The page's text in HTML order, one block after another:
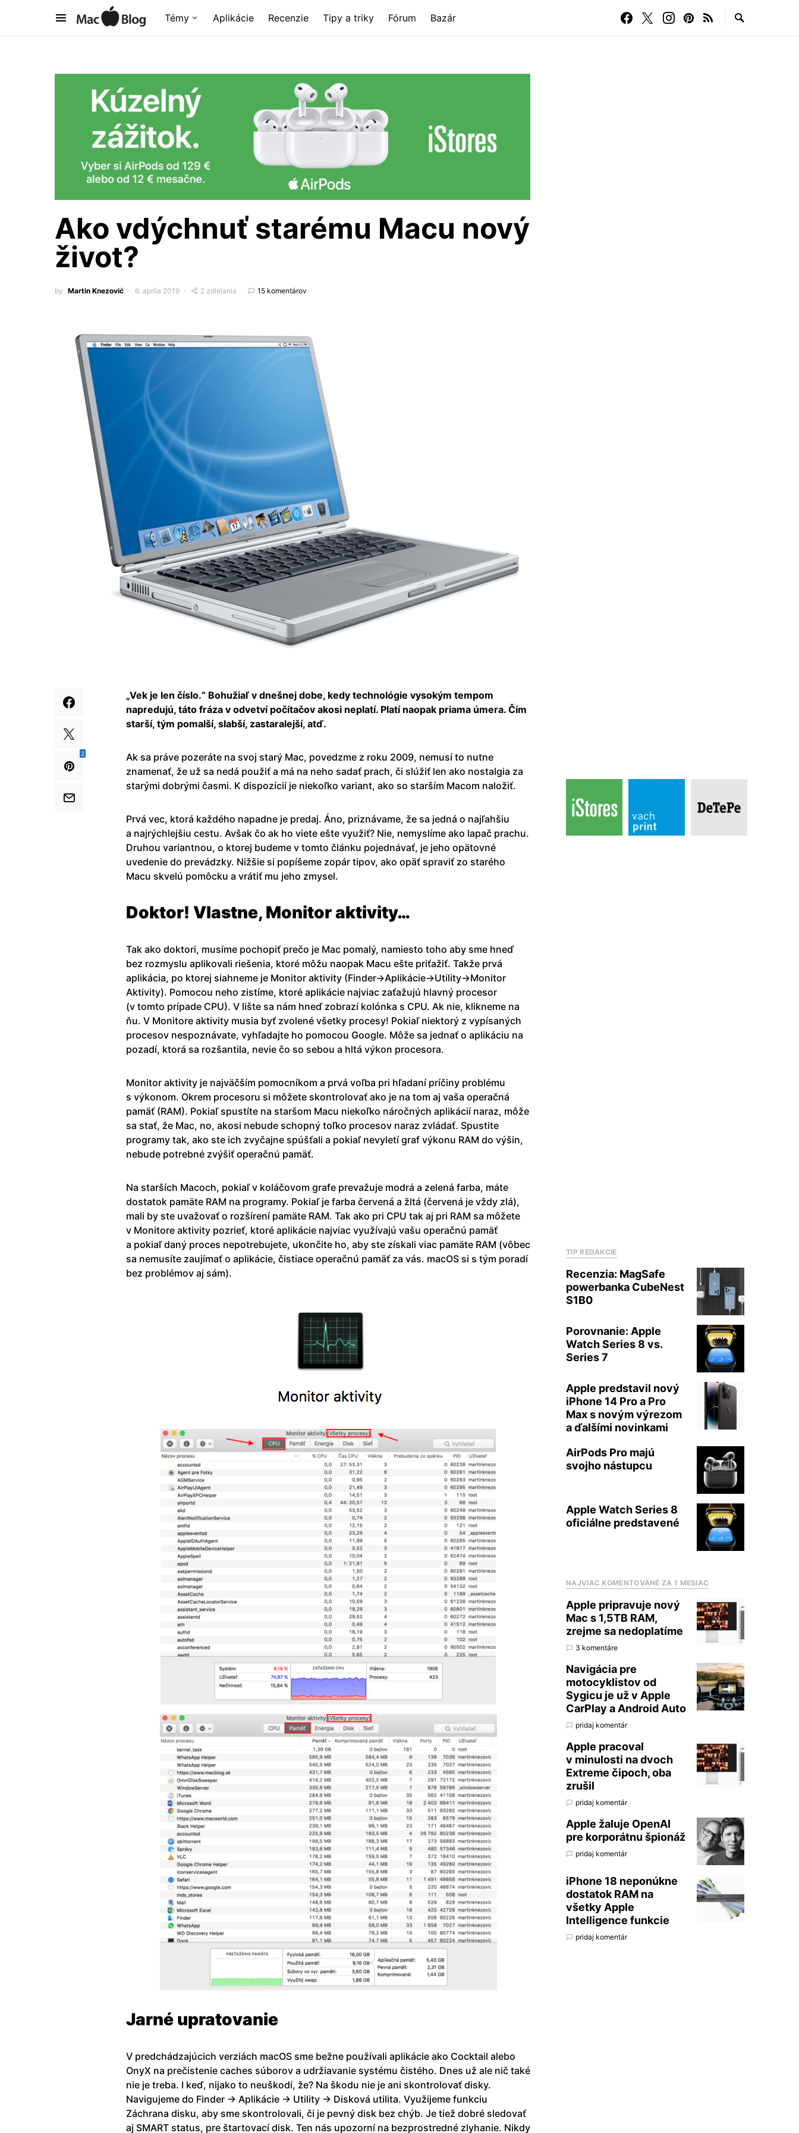
Témy Aplikácie Recenzie Tipy a triky Fórum Bazár
Ako vdýchnuť starému Macu nový
život?
by Martin Knezović 6. apríla 2019 2 zdielania 15 komentárov
2
„Vek je len číslo.“ Bohužiaľ v dnešnej dobe, kedy technológie vysokým tempom
napredujú, táto fráza v odvetví počítačov akosi neplatí. Platí naopak priama úmera. Čím
starší, tým pomalší, slabší, zastaralejší, atď.
Ak sa práve pozeráte na svoj starý Mac, povedzme z roku 2009, nemusí to nutne
znamenať, že už sa nedá použiť a má na neho sadať prach, či slúžiť len ako nostalgia za
starými dobrými časmi. K dispozícií je niekoľko variant, ako so starším Macom naložiť.
Prvá vec, ktorá každého napadne je predaj. Áno, priznávame, že sa jedná o najľahšiu
a najrýchlejšiu cestu. Avšak čo ak ho viete ešte využiť? Nie, nemyslíme ako lapač prachu.
Druhou variantnou, o ktorej budeme v tomto článku pojednávať, je jeho opätovné
uvedenie do prevádzky. Nižšie si popíšeme zopár tipov, ako opäť spraviť zo starého
Macu skvelú pomôcku a vrátiť mu jeho zmysel.
Doktor! Vlastne, Monitor aktivity…
Tak ako doktori, musíme pochopiť prečo je Mac pomalý, namiesto toho aby sme hneď
bez rozmyslu aplikovali riešenia, ktoré môžu naopak Macu ešte priťažiť. Takže prvá
aplikácia, po ktorej siahneme je Monitor aktivity (Finder->Aplikácie->Utility->Monitor
Aktivity). Pomocou neho zistíme, ktoré aplikácie najviac zaťažujú hlavný procesor
(v tomto prípade CPU). V lište sa nám hneď zobrazí kolónka s CPU. Ak nie, klikneme na
ňu. V Monitore aktivity musia byť zvolené všetky procesy! Pokiaľ niektorý z vypísaných
procesov nespoznávate, vyhľadajte ho pomocou Google. Môže sa jednať o aplikáciu na
pozadí, ktorá sa rozšantila, nevie čo so sebou a hltá výkon procesora.
Monitor aktivity je najväčším pomocníkom a prvá voľba pri hľadaní príčiny problému
s výkonom. Okrem procesoru si môžete skontrolovať ako je na tom aj vaša operačná
pamäť (RAM). Pokiaľ spustíte na staršom Macu niekoľko náročných aplikácií naraz, môže
sa stať, že Mac, no, akosi nebude schopný toľko procesov naraz zvládať. Spustite
programy tak, ako ste ich zvyčajne spúšťali a pokiaľ nevyletí graf výkonu RAM do výšin,
nebude potrebné zvýšiť operačnú pamäť.
Na starších Macoch, pokiaľ v koláčovom grafe prevažuje modrá a zelená farba, máte
dostatok pamäte RAM na programy. Pokiaľ je farba červená a žltá (červená je vždy zlá),
mali by ste uvažovať o rozšírení pamäte RAM. Tak ako pri CPU tak aj pri RAM sa môžete
v Monitore aktivity pozrieť, ktoré aplikácie najviac využívajú vašu operačnú pamäť
a pokiaľ daný proces nepotrebujete, ukončite ho, aby ste získali viac pamäte RAM (vôbec
sa nemusíte zaujímať o aplikácie, čistiace operačnú pamäť za vás. macOS si s tým poradí
bez problémov aj sám).
Jarné upratovanie
V predchádzajúcich verziách macOS sme bežne používali aplikácie ako Cocktail alebo
OnyX na prečistenie caches súborov a udržiavanie systému čistého. Dnes už ale nič také
nie je treba. I keď, nijako to neuškodí, že? Na škodu nie je ani skontrolovať disky.
Navigujeme do Finder -> Aplikácie -> Utility -> Disková utilita. Využijeme funkciu
Záchrana disku, aby sme skontrolovali, či je pevný disk bez chýb. Je tiež dobré sledovať
aj SMART status, pre štartovací disk. Ten nás upozorní na bezprostredné zlyhanie. Nikdy
TIP REDAKCIE
Recenzia: MagSafe
powerbanka CubeNest
S1B0
Porovnanie: Apple
Watch Series 8 vs.
Series 7
Apple predstavil nový
iPhone 14 Pro a Pro
Max s novým výrezom
a ďalšími novinkami
AirPods Pro majú
svojho nástupcu
Apple Watch Series 8
oficiálne predstavené
NAJVIAC KOMENTOVANÉ ZA 1 MESIAC
Apple pripravuje nový
Mac s 1,5TB RAM,
zrejme sa nedoplatíme
3 komentáre
Navigácia pre
motocyklistov od
Sygicu je už v Apple
CarPlay a Android Auto
pridaj komentár
Apple pracoval
v minulosti na dvoch
Extreme čipoch, oba
zrušil
pridaj komentár
Apple žaluje OpenAI
pre korporátnu špionáž
pridaj komentár
iPhone 18 neponúkne
dostatok RAM na
všetky Apple
Intelligence funkcie
pridaj komentár